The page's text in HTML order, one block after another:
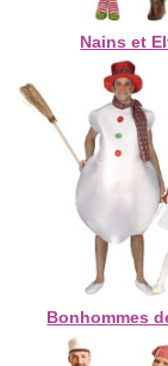
Nains et
Bonhommes